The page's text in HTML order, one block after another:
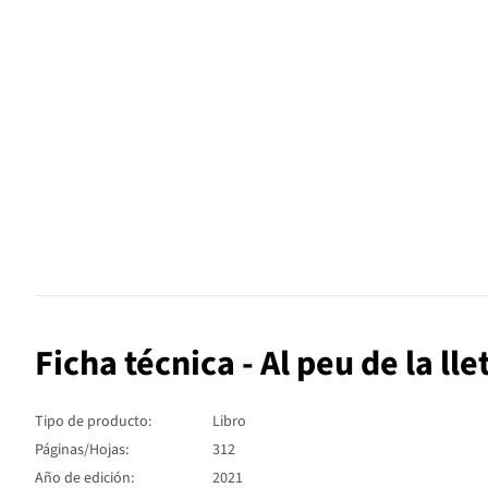
Ficha técnica - Al peu de la
Tipo de producto:
Libro
Páginas/Hojas:
312
Año de edición:
2021